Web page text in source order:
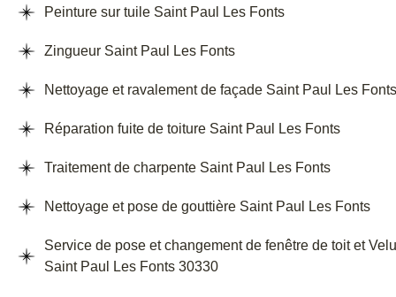
Peinture sur tuile Saint Paul Les Fonts
Zingueur Saint Paul Les Fonts
Nettoyage et ravalement de façade Saint Paul Les Fonts
Réparation fuite de toiture Saint Paul Les Fonts
Traitement de charpente Saint Paul Les Fonts
Nettoyage et pose de gouttière Saint Paul Les Fonts
Service de pose et changement de fenêtre de toit et
Saint Paul Les Fonts 30330